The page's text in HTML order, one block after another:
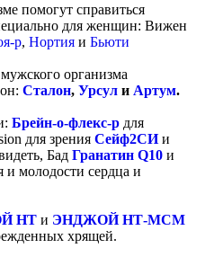
помогут справиться
для женщин: Вижен
р, Нортия и Бьюти
организма
Сталон, Урсул и Артум.
Брейн-о-флекс-р для
для зрения Сейф2СИ и
Бад Гранатин Q10 и
и молодости сердца и
НТ и ЭНДЖОЙ НТ-МСМ
хрящей.